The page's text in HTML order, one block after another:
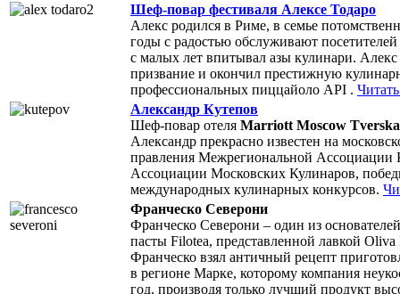
Шеф-повар фестиваля Алексе Тодаро
Алекс родился в Риме, в семье
годы с радостью обслуживают
с малых лет впитывал азы кулинари. Алекс
призвание и окончил престижную
профессиональных пиццайоло API .
Александр Кутепов
Шеф-повар отеля Marriott Moscow
Александр прекрасно известен на
правления Межрегиональной Ассоциации
Ассоциации Московских Кулинаров,
международных кулинарных конкурсов.
Франческо Северони
Франческо Северони – один из
пасты Filotea, представленной лавкой
Франческо взял античный рецепт
в регионе Марке, которому компания
год, производя только лучший продукт